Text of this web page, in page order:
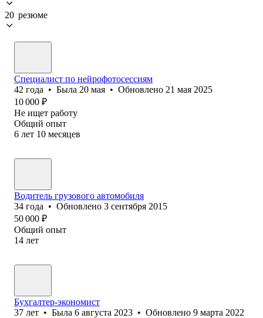
20 резюме
Специалист по нейрофотосессиям
42 года • Была 20 мая • Обновлено 21 мая 2025
10 000 ₽
Не ищет работу
Общий опыт
6 лет 10 месяцев
Водитель грузового автомобиля
34 года • Обновлено 3 сентября 2015
50 000 ₽
Общий опыт
14 лет
Бухгалтер-экономист
37 лет • Была 6 августа 2023 • Обновлено 9 марта 2022